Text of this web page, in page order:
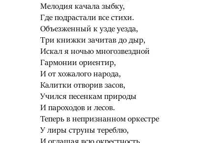
Мелодия качала зыбку,
Где подрастали все стихи.
Объезженный к узде уезда,
Три книжки зачитав до дыр,
Искал я ночью многозвездной
Гармонии ориентир,
И от хожалого народа,
Калитки отворив засов,
Учился песенкам природы
И пароходов и лесов.
Теперь в непризнанном оркестре
У лиры струны тереблю,